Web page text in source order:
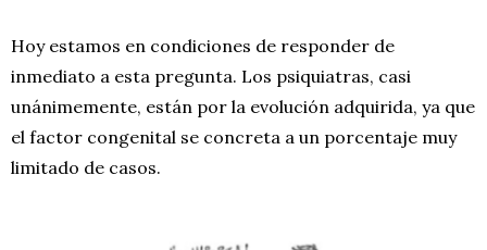
Hoy estamos en condiciones de responder de
inmediato a esta pregunta. Los psiquiatras, casi
unánimemente, están por la evolución adquirida, ya que
el factor congenital se concreta a un porcentaje muy
limitado de casos.